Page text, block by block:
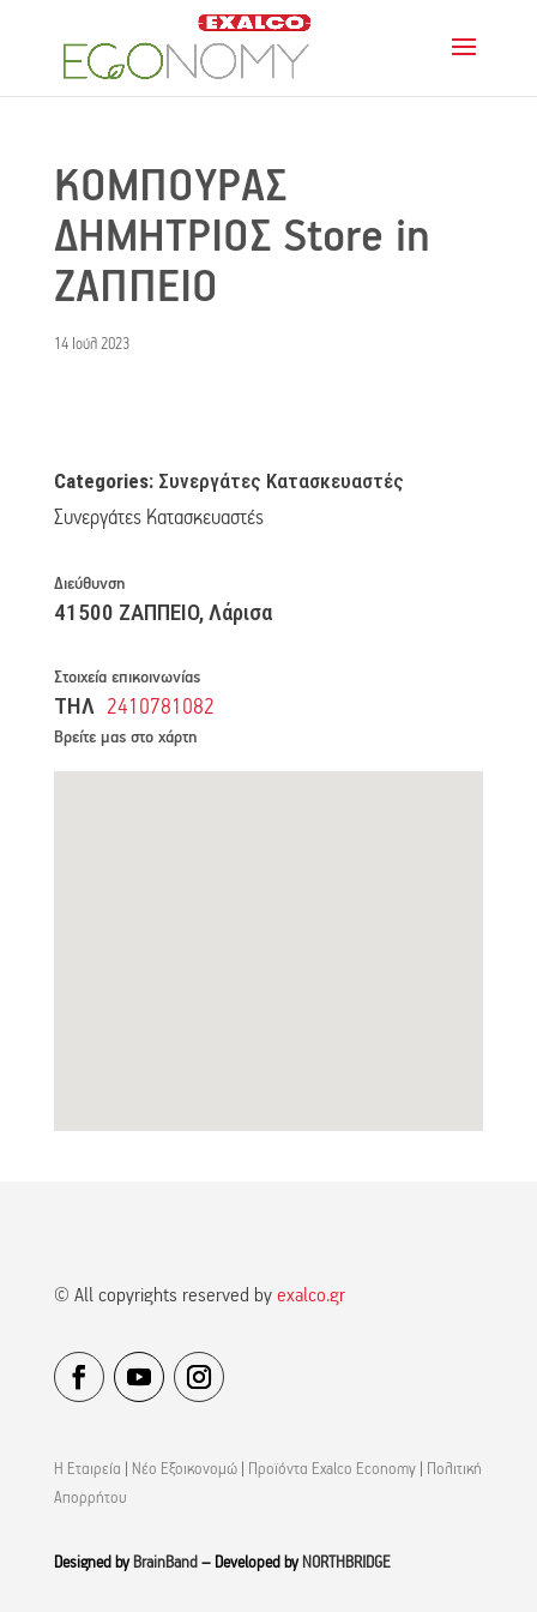
ΚΟΜΠΟΥΡΑΣ
ΔΗΜΗΤΡΙΟΣ Store in
ΖΑΠΠΕΙΟ
14 Ιούλ 2023
Categories: Συνεργάτες Κατασκευαστές
Συνεργάτες Κατασκευαστές
Διεύθυνση
41500 ΖΑΠΠΕΙΟ, Λάρισα
Στοιχεία επικοινωνίας
ΤΗΛ 2410781082
Βρείτε μας στο χάρτη
© All copyrights reserved by exalco.gr
Η Εταιρεία Νέο Εξοικονομώ| Προϊόντα Exalco Economy| Πολιτική
Απορρήτου
Designed by BrainBand– Developed by NORTHBRIDGE